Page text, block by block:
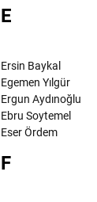
E
Ersin Baykal
Egemen Yılgür
Ergun Aydınoğlu
Ebru Soytemel
Eser Ördem
F